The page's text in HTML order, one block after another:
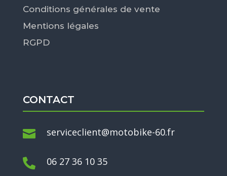
Conditions générales de vente
Mentions légales
RGPD
CONTACT
 serviceclient@motobike-60.fr
 06 27 36 10 35